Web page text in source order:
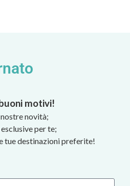
motivi!
novità;
per te;
tue destinazioni preferite!